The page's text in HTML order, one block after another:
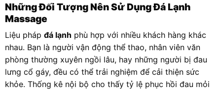
Những Đối Tượng Nên Sử Dụng Đá Lạnh
Massage
Liệu pháp đá lạnh phù hợp với nhiều khách hàng khác
nhau. Bạn là người vận động thể thao, nhân viên văn
phòng thường xuyên ngồi lâu, hay những người bị đau
lưng cổ gáy, đều có thể trải nghiệm để cải thiện sức
khỏe. Thống kê nội bộ cho thấy tỷ lệ phục hồi đau mỏi